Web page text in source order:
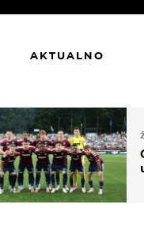
AKTUALNO